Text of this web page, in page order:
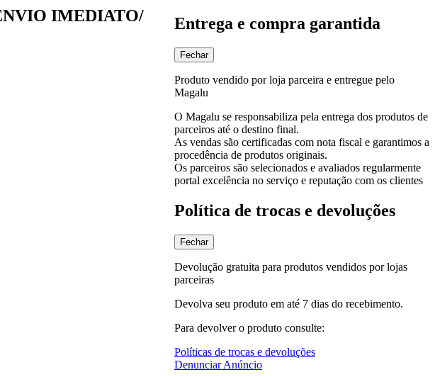
IMEDIATO/
Entrega e compra garantida
Fechar
Produto vendido por loja parceira e entregue pelo
Magalu
O Magalu se responsabiliza pela entrega dos produtos de
parceiros até o destino final.
As vendas são certificadas com nota fiscal e garantimos a
procedência de produtos originais.
Os parceiros são selecionados e avaliados regularmente
portal excelência no serviço e reputação com os clientes
Política de trocas e devoluções
Fechar
Devolução gratuita para produtos vendidos por lojas
parceiras
Devolva seu produto em até 7 dias do recebimento.
Para devolver o produto consulte:
Políticas de trocas e devoluções
Denunciar Anúncio